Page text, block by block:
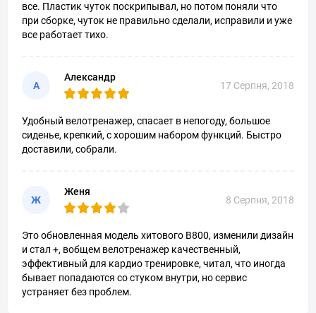
все. Пластик чуток поскрипывал, но потом поняли что
при сборке, чуток не правильно сделали, исправили и уже
все работает тихо.
А
Александр
17 Серпня, 2018
Удобный велотренажер, спасает в непогоду, большое
сиденье, крепкий, с хорошим набором функций. Быстро
доставили, собрали.
Ж
Женя
8 Серпня, 2018
Это обновленная модель хитового B800, изменили дизайн
и стал +, вобщем велотренажер качественный,
эффективный для кардио тренировке, читал, что иногда
бывает попадаются со стуком внутри, но сервис
устраняет без проблем.